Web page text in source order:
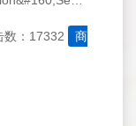
数：17332
商